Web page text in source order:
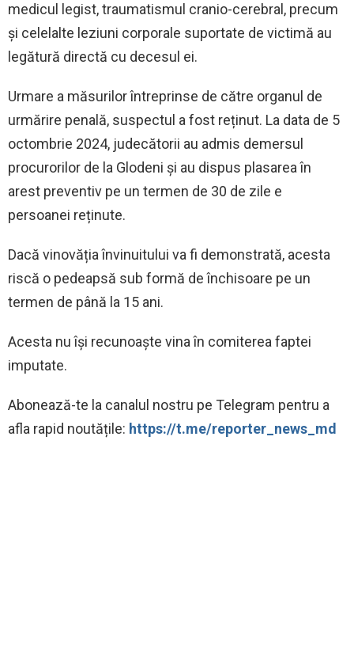
medicul legist, traumatismul cranio-cerebral, precum
și celelalte leziuni corporale suportate de victimă au
legătură directă cu decesul ei.
Urmare a măsurilor întreprinse de către organul de
urmărire penală, suspectul a fost reținut. La data de 5
octombrie 2024, judecătorii au admis demersul
procurorilor de la Glodeni și au dispus plasarea în
arest preventiv pe un termen de 30 de zile e
persoanei reținute.
Dacă vinovăția învinuitului va fi demonstrată, acesta
riscă o pedeapsă sub formă de închisoare pe un
termen de până la 15 ani.
Acesta nu își recunoaște vina în comiterea faptei
imputate.
Abonează-te la canalul nostru pe Telegram pentru a
afla rapid noutățile: https://t.me/reporter_news_md